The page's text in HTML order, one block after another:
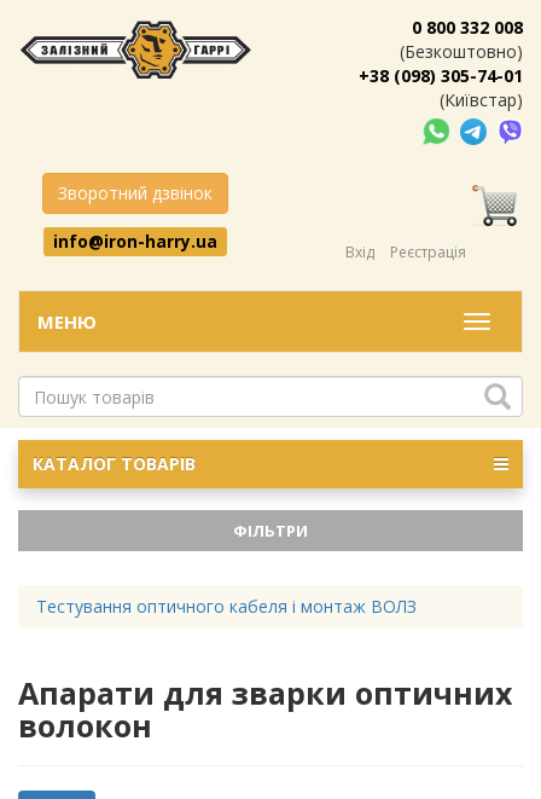
0 800 332 008
(Безкоштовно)
+38 (098) 305-74-01
(Київстар)
Зворотний дзвінок
info@iron-harry.ua
Вхід Реєстрація
Меню
МЕНЮ
КАТАЛОГ ТОВАРІВ
ФІЛЬТРИ
Тестування оптичного кабеля і монтаж ВОЛЗ
Апарати для зварки оптичних
волокон